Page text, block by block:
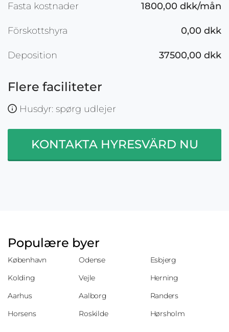
Fasta kostnader 1800,00 dkk/mån
Förskottshyra 0,00 dkk
Deposition 37500,00 dkk
Flere faciliteter
Husdyr: spørg udlejer
KONTAKTA HYRESVÄRD NU
Populære byer
København Odense
Esbjerg
Kolding
Vejle
Herning
Aarhus
Aalborg
Randers
Horsens
Roskilde Hørsholm